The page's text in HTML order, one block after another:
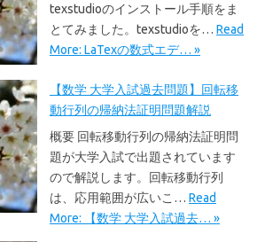
texstudioのインストール手順をま
とてみました。texstudioを… Read
More: LaTexの数式エデ… »
【数学 大学入試過去問題】回転移
動行列の帰納法証明問題解説
概要 回転移動行列の帰納法証明問
題が大学入試で出題されています
ので解説します。回転移動行列
は、応用範囲が広いこ… Read
More: 【数学 大学入試過去… »